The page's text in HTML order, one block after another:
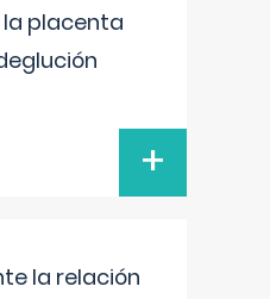
placenta
+
la relación